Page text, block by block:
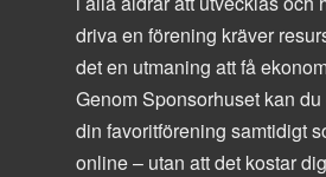
driva en förening kräver
det en utmaning att få
Genom Sponsorhuset kan
din favoritförening samtidigt
online – utan att det kostar